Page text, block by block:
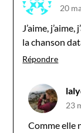
20
J’aime,
la chanson
Répondre
23
Comme elle